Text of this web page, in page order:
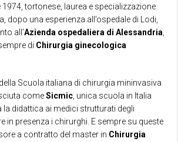
tortonese, laurea e specializzazione
dopo una esperienza all’ospedale di Lodi,
all’Azienda ospedaliera di Alessandria
di Chirurgia ginecologica
Scuola italiana di chirurgia mininvasiva
comeSicmic , unica scuola in Italia
la didattica ai medici strutturati degli
in presenza i chirurghi. E sempre su queste
a contratto del master in Chirurgia